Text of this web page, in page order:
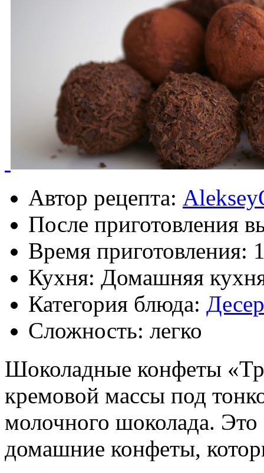
Автор рецепта:
После приготовления
Время приготовления:
Кухня: Домашняя
Категория блюда:
Сложность: легко
Шоколадные конфеты
кремовой массы под
молочного шоколада.
домашние конфеты,